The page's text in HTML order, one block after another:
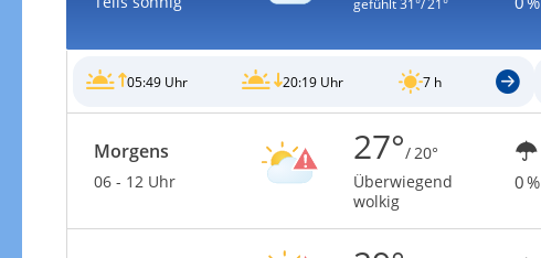
gefühlt31°/ 21°
05:49 Uhr 20:19 Uhr 7 h
Morgens
06 - 12 Uhr
27°/ 20°
Überwiegend
wolkig
0 %